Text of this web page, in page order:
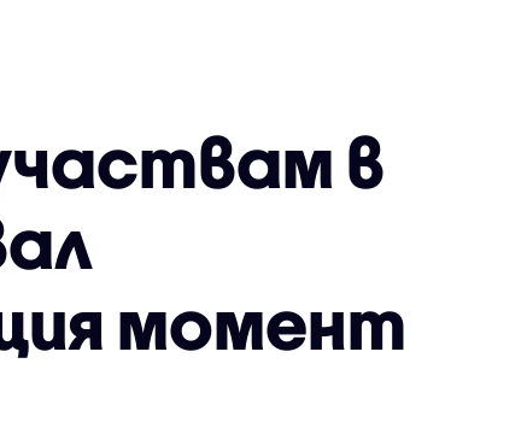
в
момент